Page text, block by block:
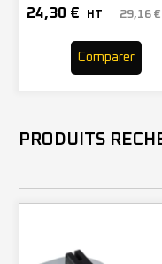
– 305116 (x10)
24,30 € HT 29,16 €
Comparer
PRODUITS